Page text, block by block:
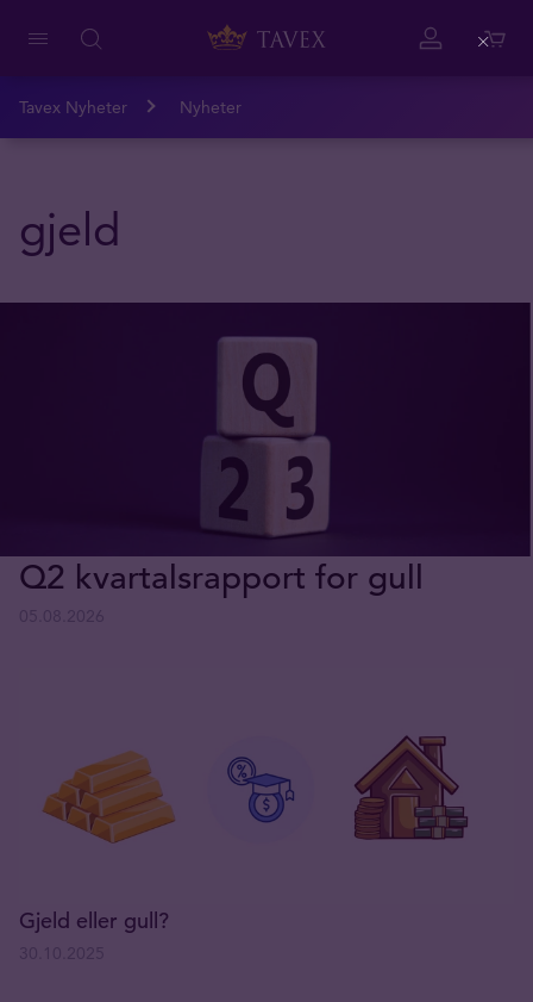
Tavex Nyheter Nyheter
gjeld
Q2 kvartalsrapport for gull
Gjeld eller gull?
Close